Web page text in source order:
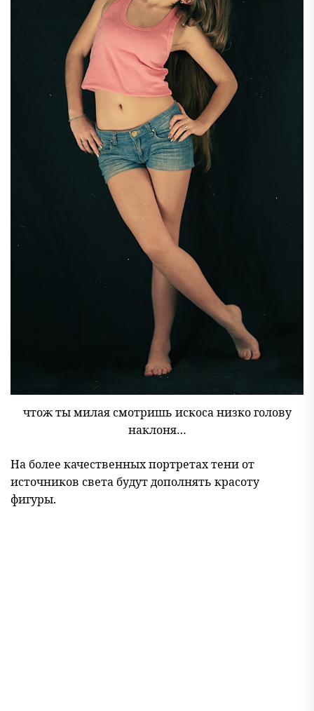
чтож ты милая смотришь искоса низко голову
наклоня…
На более качественных портретах тени от
источников света будут дополнять красоту
фигуры.